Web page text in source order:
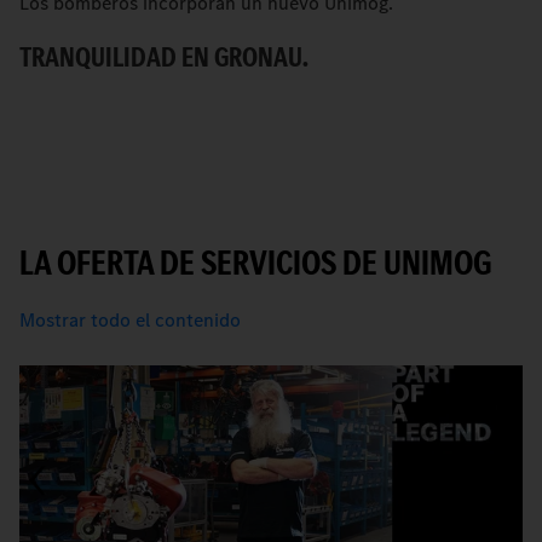
TRANQUILIDAD EN GRONAU.
LA OFERTA DE SERVICIOS DE UNIMOG
Mostrar todo el contenido